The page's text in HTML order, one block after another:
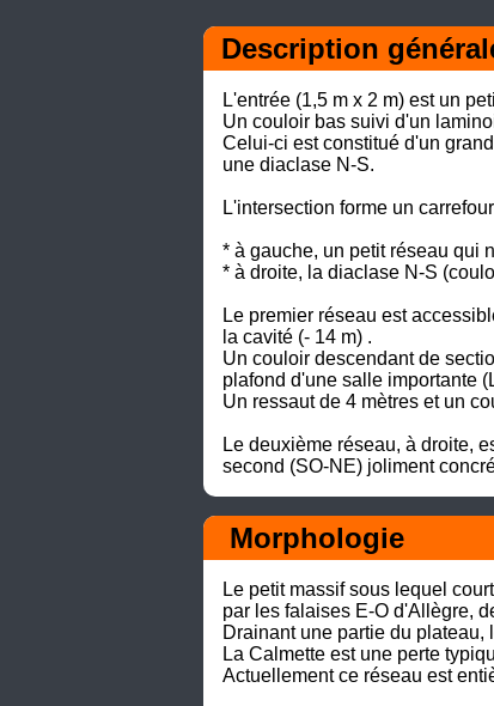
Description
L'entrée (1,5 m x 2 m) est un
Un couloir bas suivi d'un
Celui-ci est constitué d'un
une diaclase N-S.
L'intersection forme un
* à gauche, un petit réseau qui
* à droite, la diaclase N-S
Le premier réseau est
la cavité (- 14 m) .
Un couloir descendant de
plafond d'une salle importante
Un ressaut de 4 mètres et un
Le deuxième réseau, à droite,
second (SO-NE) joliment
Morphologie
Le petit massif sous lequel
par les falaises E-O d'Allègre,
Drainant une partie du
La Calmette est une perte
Actuellement ce réseau est